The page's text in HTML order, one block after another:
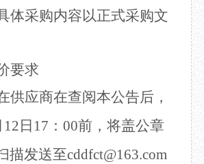
体采购内容以正式采购文
要求
供应商在查阅本公告后，
12 日 17 ： 00前，将盖公章
描发送至cddfct@163.com